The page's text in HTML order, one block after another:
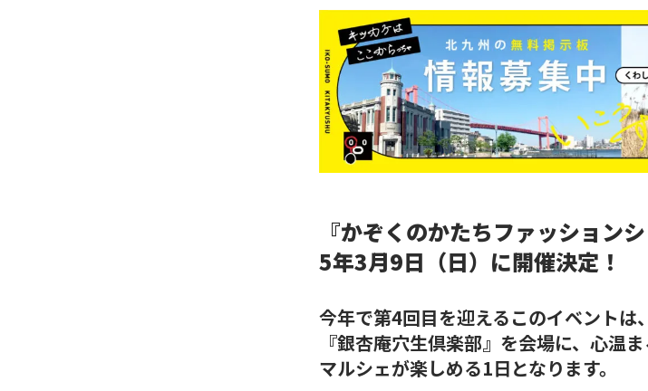
『かぞくのかたちファッション
5年3月9日（日）に開催決定！
今年で第4回目を迎えるこのイベントは
『銀杏庵穴生倶楽部』を会場に、心温
マルシェが楽しめる1日となります。